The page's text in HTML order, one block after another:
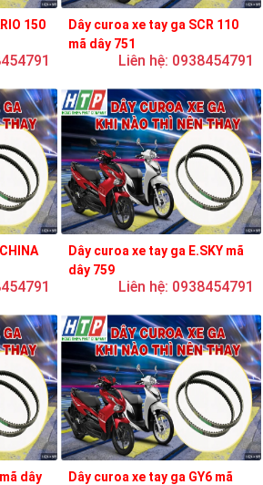
150
Dây curoa xe tay ga SCR 110
mã dây 751
Liên hệ: 0938454791
Dây curoa xe tay ga E.SKY mã
dây 759
Liên hệ: 0938454791
dây
Dây curoa xe tay ga GY6 mã